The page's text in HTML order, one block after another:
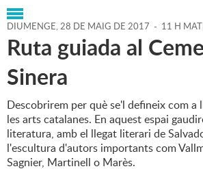
DIUMENGE,28 DE MAIG DE 2017 - 11 H MATÍ
Ruta guiada al
Sinera
Descobrirem per què se'l defineix com a
les arts catalanes. En aquest espai
literatura, amb el llegat literari de
l'escultura d'autors importants com
Sagnier, Martinell o Marès.